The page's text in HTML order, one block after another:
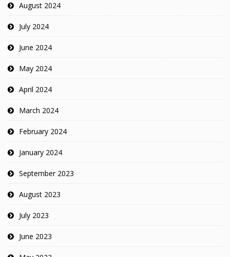
August 2024
July 2024
June 2024
May 2024
April 2024
March 2024
February 2024
January 2024
September 2023
August 2023
July 2023
June 2023